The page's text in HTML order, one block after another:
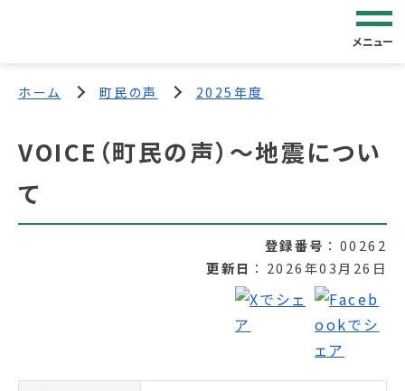
メニュー
ホーム 町民の声 2025年度
VOICE（町民の声）～地震につい
て
登録番号
00262
更新日
2026年03月26日